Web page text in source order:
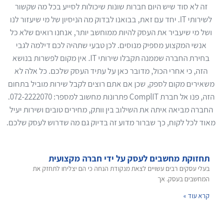
זה לא סוד שיש היום חברות שונות שיכולות לסייע בכל מה שקשור
לשירותי IT. יחד עם זאת, בבואנו לבדוק מה הניסיון של מי שיעזור לנו
ושל מי שיעביר את העסק להיות ממוחשב יותר, אנחנו רואים שלא כל
אנשי המקצוע מספיק מנוסים. לכן טבעי שתהיה לכם דילמה לגבי
בחירת החברה שממנה תקבלו שירותי IT. אין מקום לפשרות בנושא
הזה, כי אחרי הכול, מדובר כאן על עתיד העסק שלכם. כל אלה לא
משאירים מקום לספק, שכן אם אתם רוצים לקבל שירות מוביל בתחום
הזה, פנו אל חברת ComplIT פתרונות מחשוב למספר: 072-2222070.
החברה מביאה איתה את השילוב בין וותק, מחירים טובים ושירות יעיל
מאוד לכל לקוח, כך שברור מדוע זה בדיוק גם מה שדרוש לעסק שלכם.
תחזוקת מחשבים לעסק על ידי חברה מקצועית
בעלי עסקים רבים עשויים לצאת מנקודת הנחה כי הם יצליחו לתחזק את
המחשבים בעסק. אך
קרא עוד »